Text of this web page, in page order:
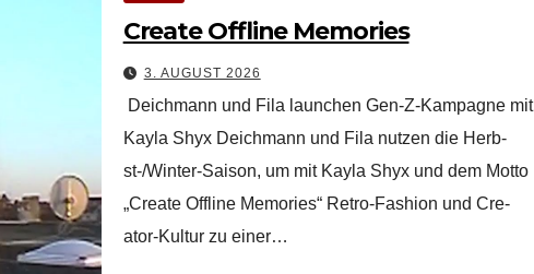
Create Offline Memories
3. AUGUST 2026
Deichmann und Fila launchen Gen-Z-Kampagne mit
Kayla Shyx Deich­mann und Fila nutzen die Herb­
st-/Win­ter-Sai­son, um mit Kay­la Shyx und dem Mot­to
„Cre­ate Offline Mem­o­ries“ Retro-Fash­ion und Cre­
ator-Kul­tur zu ein­er…